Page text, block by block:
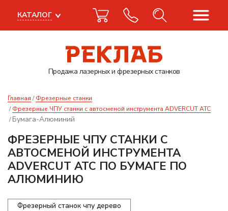
Продажа лазерныхи фрезерных станков
КАТАЛОГ
Главная
Фрезерные станки
Фрезерные ЧПУ станки с автосменой инструмента ADVERCUT ATC
Бумага-Алюминий
ФРЕЗЕРНЫЕ ЧПУ СТАНКИ С
АВТОСМЕНОЙ ИНСТРУМЕНТА
ADVERCUT ATC ПО БУМАГЕ ПО
АЛЮМИНИЮ
Фрезерный станок чпу дерево